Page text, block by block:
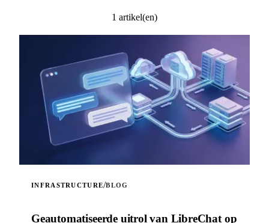
1 artikel(en)
INFRASTRUCTURE/BLOG
Geautomatiseerde uitrol van LibreChat op